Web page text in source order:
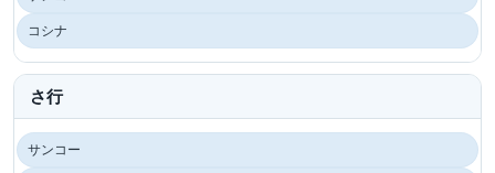
コシナ
さ行
サンコー